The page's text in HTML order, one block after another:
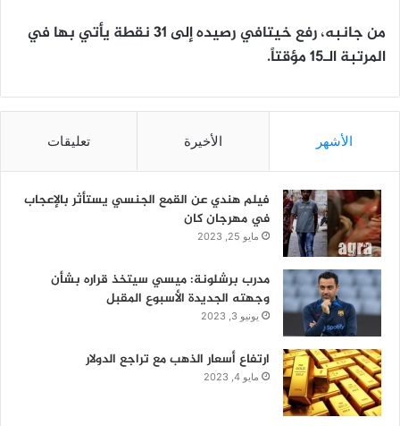
من جانبه، رفع خيتافي رصيده إلى 31 نقطة يأتي بها في
المرتبة الـ15 مؤقتاً.
الأشهر الأخيرة تعليقات
فيلم هندي عن القمع الجنسي يستأثر بالإعجاب
في مهرجان كان
مايو 25, 2023
مدرب برشلونة: ميسي سيتخذ قراره بشأن
وجهته الجديدة الأسبوع المقبل
يونيو 3, 2023
ارتفاع أسعار الذهب مع تراجع الدولار
مايو 4, 2023